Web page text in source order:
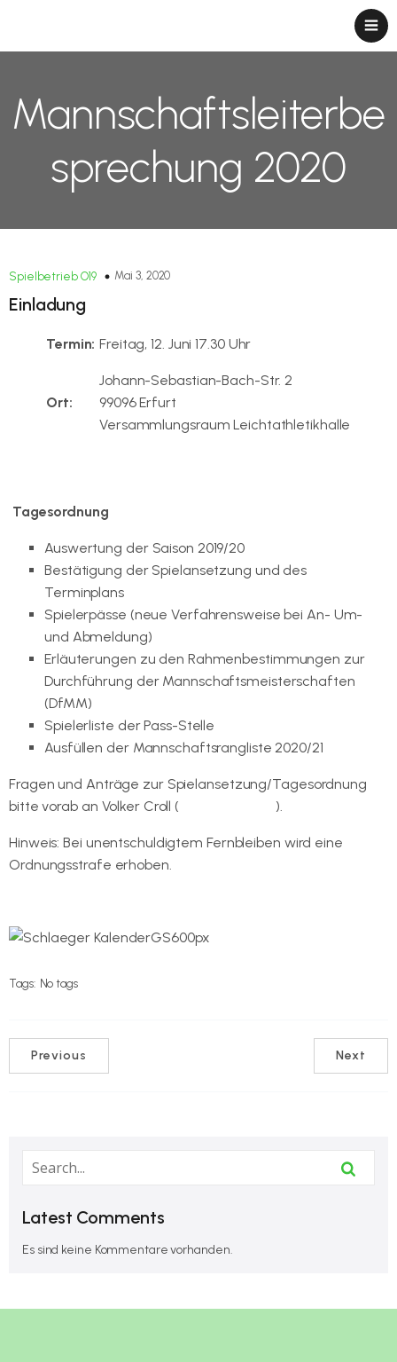
Mannschaftsleiterbe
sprechung 2020
Spielbetrieb O19 Mai 3, 2020
Einladung
Termin: Freitag, 12. Juni 17.30 Uhr
Ort:
Johann-Sebastian-Bach-Str. 2
99096 Erfurt
Versammlungsraum Leichtathletikhalle
Tagesordnung
Auswertung der Saison 2019/20
Bestätigung der Spielansetzung und des
Terminplans
Spielerpässe (neue Verfahrensweise bei An- Um-
und Abmeldung)
Erläuterungen zu den Rahmenbestimmungen zur
Durchführung der Mannschaftsmeisterschaften
(DfMM)
Spielerliste der Pass-Stelle
Ausfüllen der Mannschaftsrangliste 2020/21
Fragen und Anträge zur Spielansetzung/Tagesordnung
bitte vorab an Volker Croll (
).
Hinweis: Bei unentschuldigtem Fernbleiben wird eine
Ordnungsstrafe erhoben.
Tags: No tags
Previous Next
Latest Comments
Es sind keine Kommentare vorhanden.